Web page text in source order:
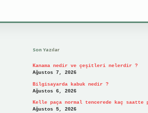
Son Yazılar
Kanama nedir ve çeşitleri nelerdir ?
Ağustos 7, 2026
Bilgisayarda kabuk nedir ?
Ağustos 6, 2026
Kelle paça normal tencerede kaç saatte
Ağustos 5, 2026